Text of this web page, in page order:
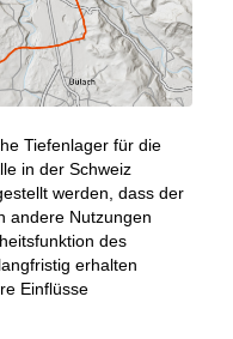
Tiefenlager für die
in der Schweiz
werden, dass der
andere Nutzungen
des
erhalten
Einflüsse